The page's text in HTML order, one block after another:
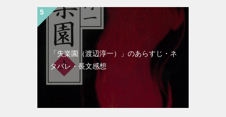
「失楽園（渡辺淳一）」のあらすじ・ネ
タバレ・長文感想